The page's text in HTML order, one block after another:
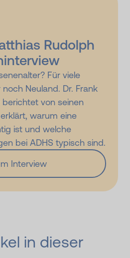
Rudolph
Für viele
Neuland. Dr. Frank
berichtet von seinen
warum eine
ist und welche
bei ADHS typisch sind.
Interview
in dieser